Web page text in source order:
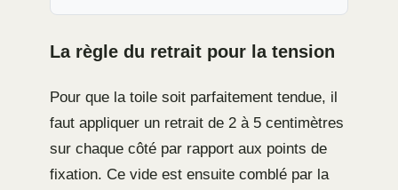
La règle du retrait pour la tension
Pour que la toile soit parfaitement tendue, il
faut appliquer un retrait de 2 à 5 centimètres
sur chaque côté par rapport aux points de
fixation. Ce vide est ensuite comblé par la